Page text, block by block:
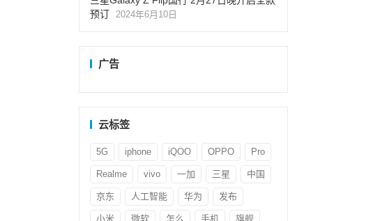
预订 2024年6月10日
广告
云标签
5G iphone iQOO OPPO Pro
Realme vivo 一加 三星 中国
京东 人工智能 华为 发布
小米 微软 怎么 手机 旗舰